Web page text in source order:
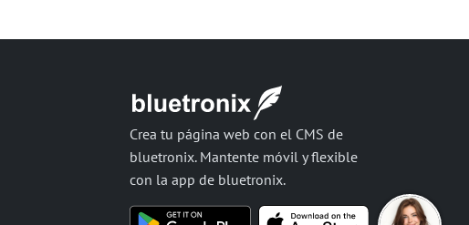
Crea tu página web con el CMS de
bluetronix. Mantente móvil y flexible
con la app de bluetronix.